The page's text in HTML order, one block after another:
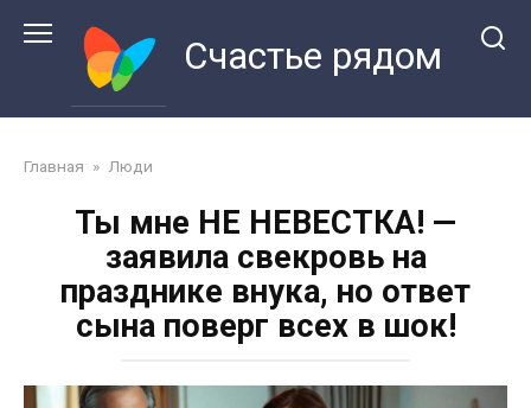
Счастье рядом
Главная » Люди
Ты мне НЕ НЕВЕСТКА! —
заявила свекровь на
празднике внука, но ответ
сына поверг всех в шок!